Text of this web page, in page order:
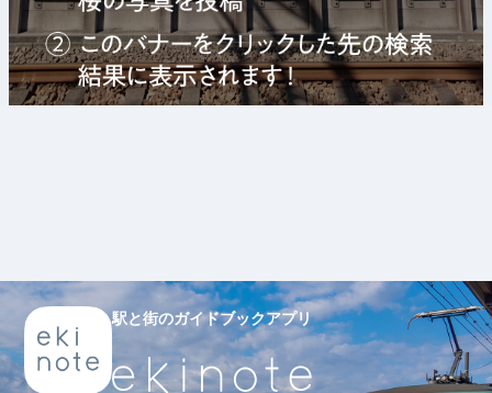
駅と街のガイドブックアプリ